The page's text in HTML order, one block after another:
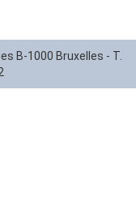
B-1000 Bruxelles - T.